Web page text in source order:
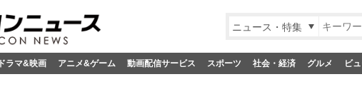
ニュース・特集
ドラマ&映画 アニメ&ゲーム 動画配信サービス スポーツ 社会・経済 グルメ ビ